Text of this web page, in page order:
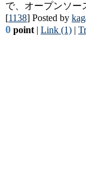
で、オープンソー
[1138] Posted by
0point| Link (1)|